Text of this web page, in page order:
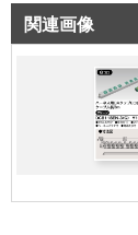
関連画像